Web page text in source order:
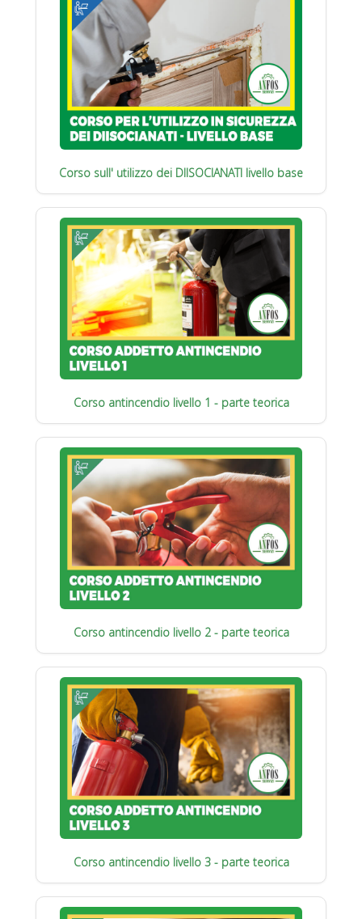
Corso sull' utilizzo dei DIISOCIANATI livello base
Corso antincendio livello 1 - parte teorica
Corso antincendio livello 2 - parte teorica
Corso antincendio livello 3 - parte teorica